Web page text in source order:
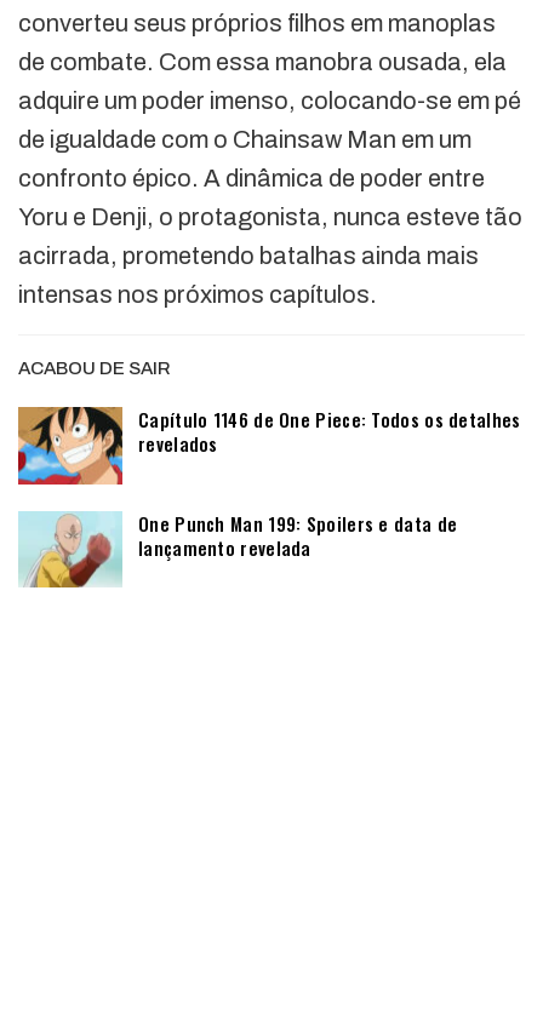
converteu seus próprios filhos em manoplas
de combate. Com essa manobra ousada, ela
adquire um poder imenso, colocando-se em pé
de igualdade com o Chainsaw Man em um
confronto épico. A dinâmica de poder entre
Yoru e Denji, o protagonista, nunca esteve tão
acirrada, prometendo batalhas ainda mais
intensas nos próximos capítulos.
ACABOU DE SAIR
Capítulo 1146 de One Piece: Todos os detalhes
revelados
One Punch Man 199: Spoilers e data de
lançamento revelada